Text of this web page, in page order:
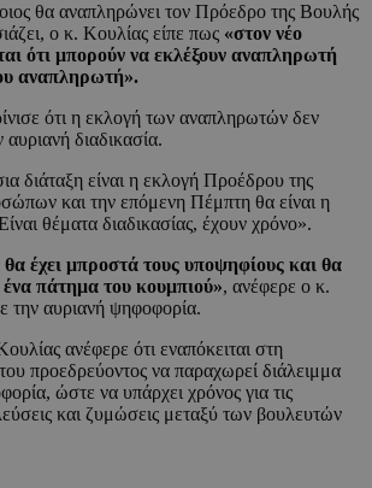
θα αναπληρώνει τον Πρόεδρο της Βουλής
ο κ. Κουλίας είπε πως «στον νέο
ότι μπορούν να εκλέξουν αναπληρωτή
αναπληρωτή».
ότι η εκλογή των αναπληρωτών δεν
διαδικασία.
διάταξη είναι η εκλογή Προέδρου της
και την επόμενη Πέμπτη θα είναι η
θέματα διαδικασίας, έχουν χρόνο».
έχει μπροστά τους υποψηφίους και θα
πάτημα του κουμπιού», ανέφερε ο κ.
την αυριανή ψηφοφορία.
ανέφερε ότι εναπόκειται στη
του προεδρεύοντος να παραχωρεί διάλειμμα
ώστε να υπάρχει χρόνος για τις
και ζυμώσεις μεταξύ των βουλευτών